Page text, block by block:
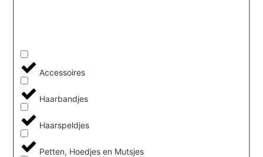
Accessoires
Haarbandjes
Haarspeldjes
Petten, Hoedjes en Mutsjes